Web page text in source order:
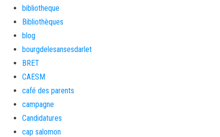
bibliotheque
Bibliothèques
blog
bourgdelesansesdarlet
BRET
CAESM
café des parents
campagne
Candidatures
cap salomon